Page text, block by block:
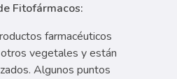
Fitofármacos:
farmacéuticos
vegetales y están
Algunos puntos